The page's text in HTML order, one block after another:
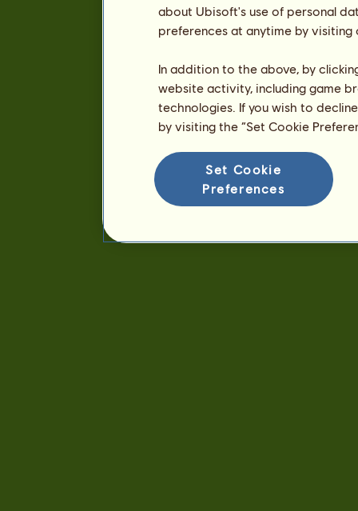
about Ubisoft's use of personal
preferences at anytime by
In addition to the above, by
website activity, including game
technologies. If you wish to
by visiting the “Set Cookie
Set Cookie
Preferences